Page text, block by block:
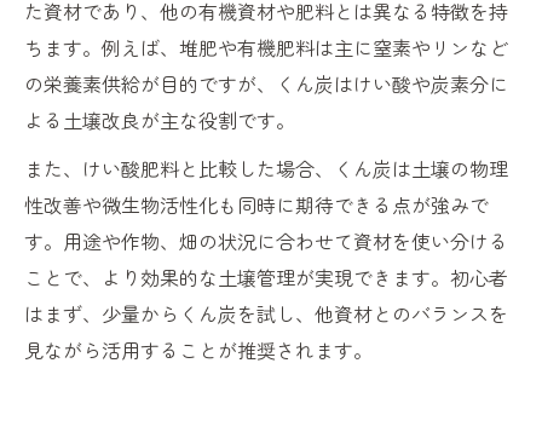
た資材であり、他の有機資材や肥料とは異なる特徴を持
ちます。例えば、堆肥や有機肥料は主に窒素やリンなど
の栄養素供給が目的ですが、くん炭はけい酸や炭素分に
よる土壌改良が主な役割です。
また、けい酸肥料と比較した場合、くん炭は土壌の物理
性改善や微生物活性化も同時に期待できる点が強みで
す。用途や作物、畑の状況に合わせて資材を使い分ける
ことで、より効果的な土壌管理が実現できます。初心者
はまず、少量からくん炭を試し、他資材とのバランスを
見ながら活用することが推奨されます。